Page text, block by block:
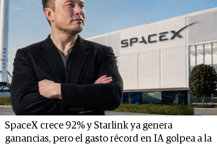
SpaceX crece 92% y Starlink ya genera
ganancias, pero el gasto récord en IA golpea a la